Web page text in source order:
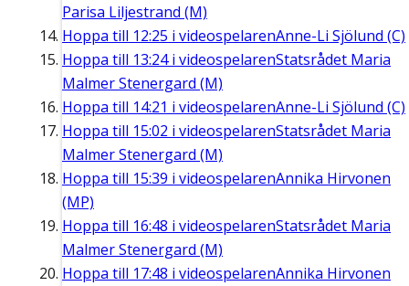
Parisa Liljestrand (M)
Hoppa till 12:25 i videospelarenAnne-Li Sjölund (C)
Hoppa till 13:24i videospelarenStatsrådet Maria
Malmer Stenergard (M)
Hoppa till 14:21 i videospelarenAnne-Li Sjölund (C)
Hoppa till 15:02 i videospelarenStatsrådet Maria
Malmer Stenergard (M)
Hoppa till 15:39 i videospelarenAnnika Hirvonen
(MP)
Hoppa till 16:48 i videospelarenStatsrådet Maria
Malmer Stenergard (M)
Hoppa till 17:48 i videospelarenAnnika Hirvonen